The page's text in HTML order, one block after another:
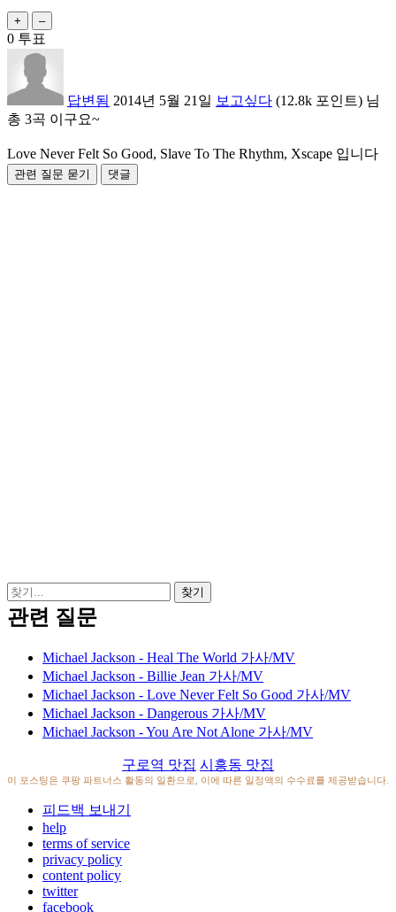
0 투표
답변됨 2014년 5월 21일 보고싶다 (12.8k 포인트) 님
총 3곡 이구요~
Love Never Felt So Good, Slave To The Rhythm, Xscape 입니다
관련 질문
Michael Jackson - Heal The World 가사/MV
Michael Jackson - Billie Jean 가사/MV
Michael Jackson - Love Never Felt So Good 가사/MV
Michael Jackson - Dangerous 가사/MV
Michael Jackson - You Are Not Alone 가사/MV
구로역 맛집 시흥동 맛집
이 포스팅은 쿠팡 파트너스 활동의 일환으로, 이에 따른 일정액의 수수료를 제공받습니다.
피드백 보내기
help
terms of service
privacy policy
content policy
twitter
facebook